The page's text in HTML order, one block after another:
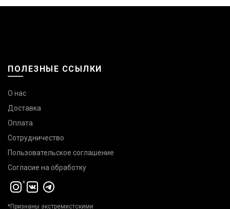
ПОЛЕЗНЫЕ ССЫЛКИ
О нас
Доставка
Оплата
Сотрудничество
Пользовательское соглашение
Согласие на обработку
*
*Признаны экстремистскими